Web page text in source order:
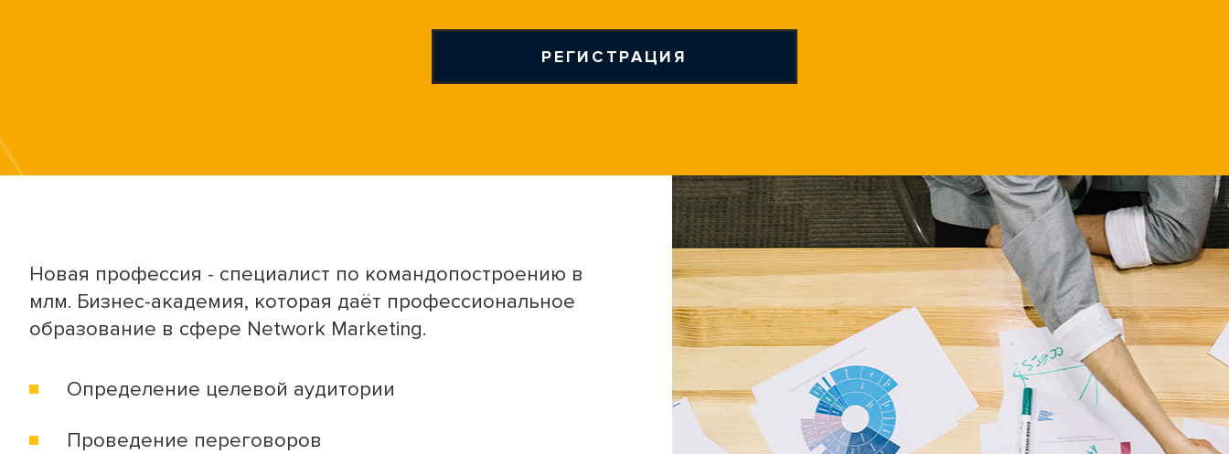
РЕГИСТРАЦИЯ
Новая профессия - специалист по командопостроению в
млм. Бизнес-академия, которая даёт профессиональное
образование в сфере Network Marketing.
Определение целевой аудитории
Проведение переговоров